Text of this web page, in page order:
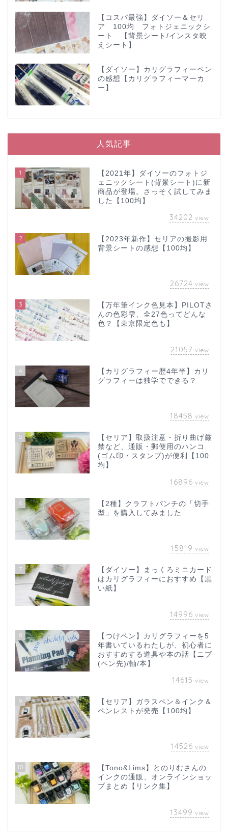
【コスパ最強】ダイソー＆セリ
ア 100均 フォトジェニックシ
ート 【背景シート/インスタ映
えシート】
【ダイソー】カリグラフィーペン
の感想【カリグラフィーマーカ
ー】
人気記事
1
【2021年】ダイソーのフォトジ
ェニックシート(背景シート)に新
商品が登場。さっそく試してみま
した【100均】
34202 view
2
【2023年新作】セリアの撮影用
背景シートの感想【100均】
26724 view
3
【万年筆インク色見本】PILOTさ
んの色彩雫、全27色ってどんな
色？【東京限定色も】
21057 view
4
【カリグラフィー歴4年半】カリ
グラフィーは独学でできる？
18458 view
5
【セリア】取扱注意・折り曲げ厳
禁など、通販・郵便用のハンコ
(ゴム印・スタンプ)が便利【100
均】
16896 view
6
【2種】クラフトパンチの「切手
型」を購入してみました
15819 view
7
【ダイソー】まっくろミニカード
はカリグラフィーにおすすめ【黒
い紙】
14996 view
8
【つけペン】カリグラフィーを5
年書いているわたしが、初心者に
おすすめする道具や本の話【ニブ
(ペン先)/軸/本】
14615 view
9
【セリア】ガラスペン＆インク＆
ペンレストが発売【100均】
14526 view
10
【Tono&Lims】とのりむさんの
インクの通販、オンラインショッ
プまとめ【リンク集】
13499 view